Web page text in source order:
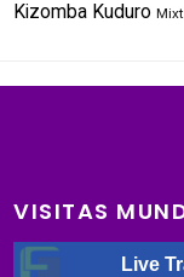
Kizomba Kuduro
VISITAS
Live